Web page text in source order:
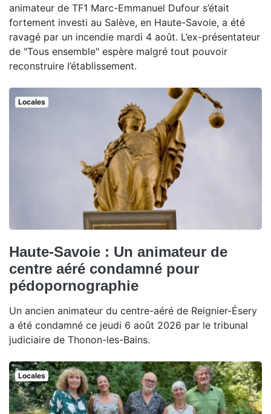
animateur de TF1 Marc-Emmanuel Dufour s’était
fortement investi au Salève, en Haute-Savoie, a été
ravagé par un incendie mardi 4 août. L’ex-présentateur
de "Tous ensemble" espère malgré tout pouvoir
reconstruire l’établissement.
Locales
Haute-Savoie : Un animateur de
centre aéré condamné pour
pédopornographie
Un ancien animateur du centre-aéré de Reignier-Ésery
a été condamné ce jeudi 6 août 2026 par le tribunal
judiciaire de Thonon-les-Bains.
Locales